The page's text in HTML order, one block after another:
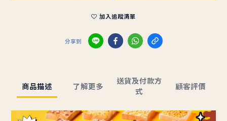
加入追蹤清單
分享到
商品描述 了解更多
送貨及付款方
式
顧客評價